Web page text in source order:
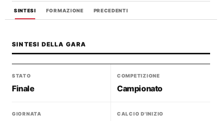
SINTESI FORMAZIONE PRECEDENTI
SINTESI DELLA GARA
STATO
Finale
COMPETIZIONE
Campionato
GIORNATA CALCIO D'INIZIO